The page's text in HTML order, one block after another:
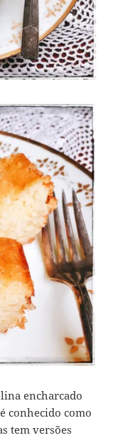
encharcado
conhecido como
tem versões